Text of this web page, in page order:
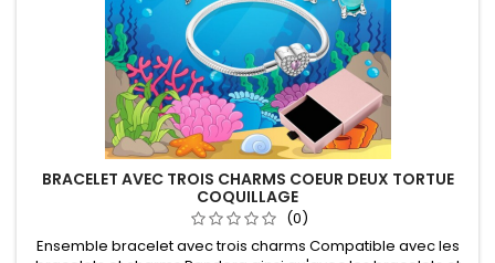
BRACELET AVEC TROIS CHARMS COEUR DEUX TORTUE
COQUILLAGE
(0)
Ensemble bracelet avec trois charms Compatible avec les